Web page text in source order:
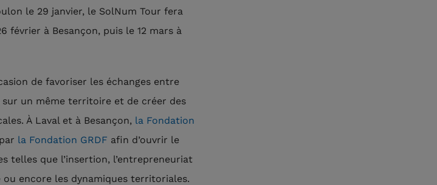
le 29 janvier, le SolNum Tour fera
février à Besançon, puis le 12 mars à
de favoriser les échanges entre
un même territoire et de créer des
À Laval et à Besançon, la Fondation
la Fondation GRDF afin d’ouvrir le
telles que l’insertion, l’entrepreneuriat
encore les dynamiques territoriales.